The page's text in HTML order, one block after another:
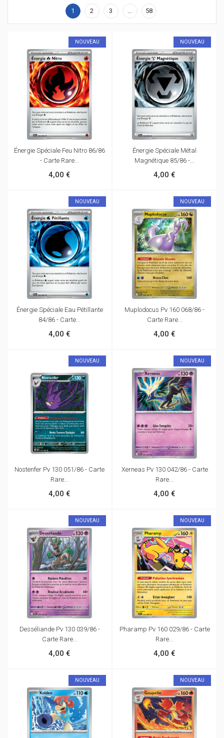
1 2 3 ... 58
NOUVEAU
Énergie Spéciale Feu Nitro 86/86
- Carte Rare...
4,00 €
NOUVEAU
Énergie Spéciale Métal
Magnétique 85/86 -...
4,00 €
NOUVEAU
Énergie Spéciale Eau Pétillante
84/86 - Carte...
4,00 €
NOUVEAU
Muplodocus Pv 160 068/86 -
Carte Rare...
4,00 €
NOUVEAU
Nostenfer Pv 130 051/86 - Carte
Rare...
4,00 €
NOUVEAU
Xerneas Pv 130 042/86 - Carte
Rare...
4,00 €
NOUVEAU
Desséliande Pv 130 039/86 -
Carte Rare...
4,00 €
NOUVEAU
Pharamp Pv 160 029/86 - Carte
Rare...
4,00 €
NOUVEAU NOUVEAU